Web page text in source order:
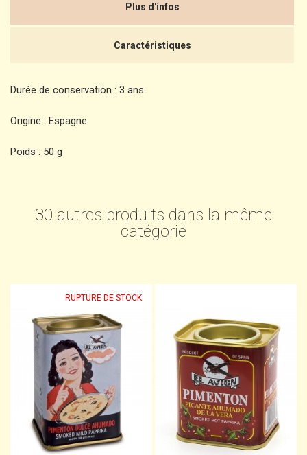
Plus d'infos
Caractéristiques
Durée de conservation : 3 ans
Origine : Espagne
Poids : 50 g
30 autres produits dans la même
catégorie
RUPTURE DE STOCK